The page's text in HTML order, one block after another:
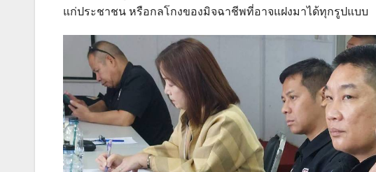
แก่ประชาชน หรือกลโกงของมิจฉาชีพที่อาจแฝงมาได้ทุกรูปแบบ